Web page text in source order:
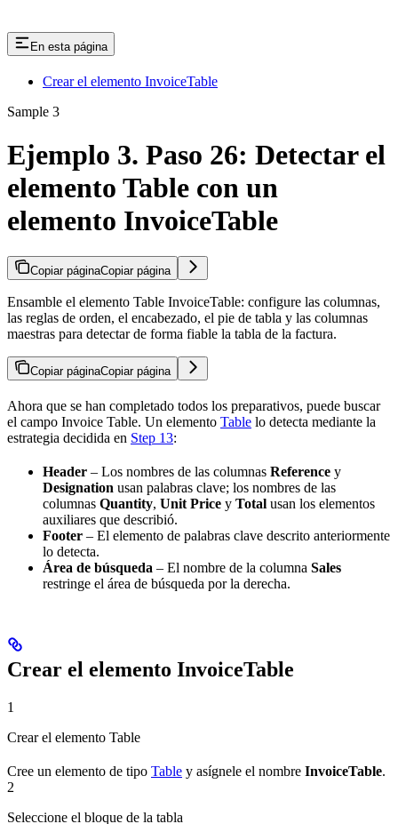
En esta página
Crear el elemento InvoiceTable
Sample 3
Ejemplo 3. Paso 26: Detectar el
elemento Table con un
elemento InvoiceTable
Copiar páginaCopiar página
Ensamble el elemento Table InvoiceTable: configure las columnas,
las reglas de orden, el encabezado, el pie de tabla y las columnas
maestras para detectar de forma fiable la tabla de la factura.
Copiar páginaCopiar página
Ahora que se han completado todos los preparativos, puede buscar
el campo Invoice Table. Un elemento Table lo detecta mediante la
estrategia decidida en Step 13:
Header – Los nombres de las columnas Reference y
Designation usan palabras clave; los nombres de las
columnas Quantity, Unit Price y Total usan los elementos
auxiliares que describió.
Footer – El elemento de palabras clave descrito anteriormente
lo detecta.
Área de búsqueda – El nombre de la columna Sales
restringe el área de búsqueda por la derecha.
Crear el elemento InvoiceTable
1
Crear el elemento Table
Cree un elemento de tipo Table y asígnele el nombre InvoiceTable.
2
Seleccione el bloque de la tabla